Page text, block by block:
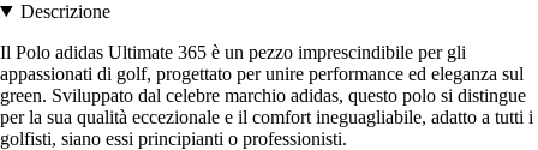
Descrizione
Il Polo adidas Ultimate 365 è un pezzo imprescindibile per gli
appassionati di golf, progettato per unire performance ed eleganza sul
green. Sviluppato dal celebre marchio adidas, questo polo si distingue
per la sua qualità eccezionale e il comfort ineguagliabile, adatto a tutti i
golfisti, siano essi principianti o professionisti.